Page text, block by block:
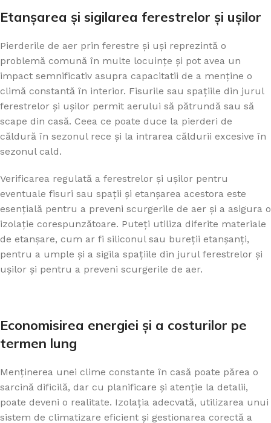
Etanșarea și sigilarea ferestrelor și ușilor
Pierderile de aer prin ferestre și uși reprezintă o
problemă comună în multe locuințe și pot avea un
impact semnificativ asupra capacitatii de a menține o
climă constantă în interior. Fisurile sau spațiile din jurul
ferestrelor și ușilor permit aerului să pătrundă sau să
scape din casă. Ceea ce poate duce la pierderi de
căldură în sezonul rece și la intrarea căldurii excesive în
sezonul cald.
Verificarea regulată a ferestrelor și ușilor pentru
eventuale fisuri sau spații și etanșarea acestora este
esențială pentru a preveni scurgerile de aer și a asigura o
izolație corespunzătoare. Puteți utiliza diferite materiale
de etanșare, cum ar fi siliconul sau bureții etanșanți,
pentru a umple și a sigila spațiile din jurul ferestrelor și
ușilor și pentru a preveni scurgerile de aer.
Economisirea energiei și a costurilor pe
termen lung
Menținerea unei clime constante în casă poate părea o
sarcină dificilă, dar cu planificare și atenție la detalii,
poate deveni o realitate. Izolația adecvată, utilizarea unui
sistem de climatizare eficient și gestionarea corectă a